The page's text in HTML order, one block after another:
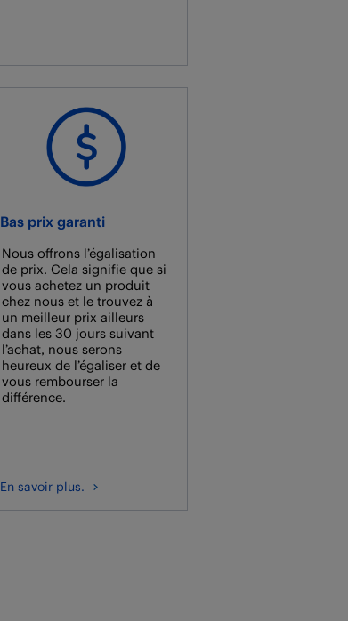
Bas prix garanti
Nous offrons l’égalisation
de prix. Cela signifie que si
vous achetez un produit
chez nous et le trouvez à
un meilleur prix ailleurs
dans les 30 jours suivant
l’achat, nous serons
heureux de l’égaliser et de
vous rembourser la
différence.
En savoir plus.